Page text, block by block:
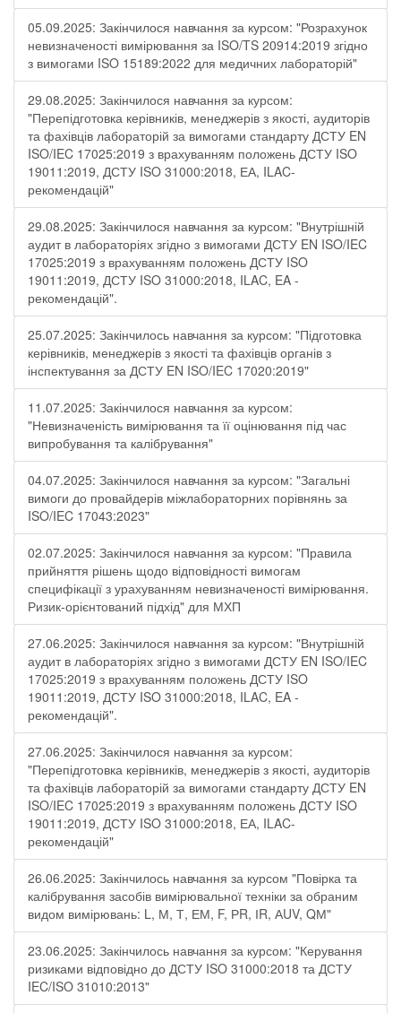
05.09.2025: Закінчилося навчання за курсом: "Розрахунок
невизначеності вимірювання за ISO/TS 20914:2019 згідно
з вимогами ISO 15189:2022 для медичних лабораторій"
29.08.2025: Закінчилося навчання за курсом:
"Перепідготовка керівників, менеджерів з якості, аудиторів
та фахівців лабораторій за вимогами стандарту ДСТУ EN
ISO/IEC 17025:2019 з врахуванням положень ДСТУ ISO
19011:2019, ДСТУ ISO 31000:2018, ЕА, ILAC-
рекомендацій"
29.08.2025: Закінчилося навчання за курсом: "Внутрішній
аудит в лабораторіях згідно з вимогами ДСТУ EN ISO/IEC
17025:2019 з врахуванням положень ДСТУ ISO
19011:2019, ДСТУ ISO 31000:2018, ILAC, EA -
рекомендацій".
25.07.2025: Закінчилось навчання за курсом: "Підготовка
керівників, менеджерів з якості та фахівців органів з
інспектування за ДСТУ EN ISO/IEC 17020:2019"
11.07.2025: Закінчилося навчання за курсом:
"Невизначеність вимірювання та її оцінювання під час
випробування та калібрування"
04.07.2025: Закінчилося навчання за курсом: "Загальні
вимоги до провайдерів міжлабораторних порівнянь за
ISO/IEC 17043:2023"
02.07.2025: Закінчилося навчання за курсом: "Правила
прийняття рішень щодо відповідності вимогам
специфікації з урахуванням невизначеності вимірювання.
Ризик-орієнтований підхід" для МХП
27.06.2025: Закінчилося навчання за курсом: "Внутрішній
аудит в лабораторіях згідно з вимогами ДСТУ EN ISO/IEC
17025:2019 з врахуванням положень ДСТУ ISO
19011:2019, ДСТУ ISO 31000:2018, ILAC, EA -
рекомендацій".
27.06.2025: Закінчилося навчання за курсом:
"Перепідготовка керівників, менеджерів з якості, аудиторів
та фахівців лабораторій за вимогами стандарту ДСТУ EN
ISO/IEC 17025:2019 з врахуванням положень ДСТУ ISO
19011:2019, ДСТУ ISO 31000:2018, ЕА, ILAC-
рекомендацій"
26.06.2025: Закінчилось навчання за курсом "Повірка та
калібрування засобів вимірювальної техніки за обраним
видом вимірювань: L, М, Т, ЕМ, F, РR, ІR, АUV, QМ"
23.06.2025: Закінчилось навчання за курсом: "Керування
ризиками відповідно до ДСТУ ISO 31000:2018 та ДСТУ
IEC/ISO 31010:2013"